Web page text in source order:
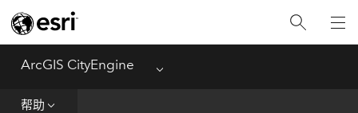
ArcGIS CityEngine Menu
帮助